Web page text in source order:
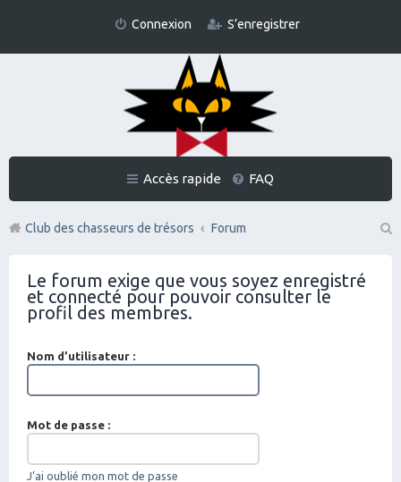
Connexion S’enregistrer
Accès rapide FAQ
Club des chasseurs de trésors
Forum
Le forum exige que vous soyez enregistré
et connecté pour pouvoir consulter le
profil des membres.
Nom d’utilisateur :
Mot de passe :
J’ai oublié mon mot de passe